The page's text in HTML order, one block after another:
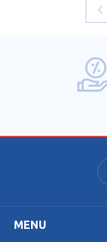
MENU